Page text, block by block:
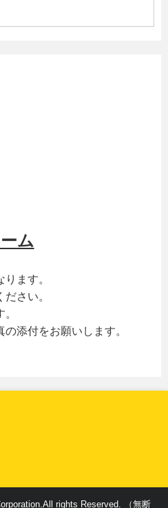
ム
ます。
ださい。
添付をお願いします。
rights Reserved. （無断